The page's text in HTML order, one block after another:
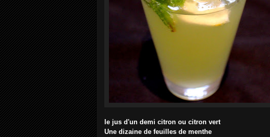
le jus d'un demi citron ou citron vert
Une dizaine de feuilles de menthe